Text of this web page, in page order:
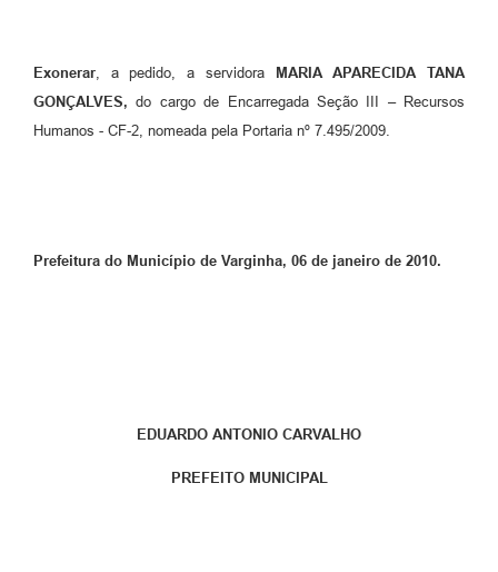
Exonerar , a pedido, a servidoraMARIA APARECIDA TANA
GONÇALVES, do cargo de Encarregada Seção III – Recursos
Humanos - CF-2, nomeada pela Portaria nº 7.495/2009.
Prefeitura do Município de Varginha, 06 de janeiro de 2010.
EDUARDO ANTONIO CARVALHO
PREFEITO MUNICIPAL